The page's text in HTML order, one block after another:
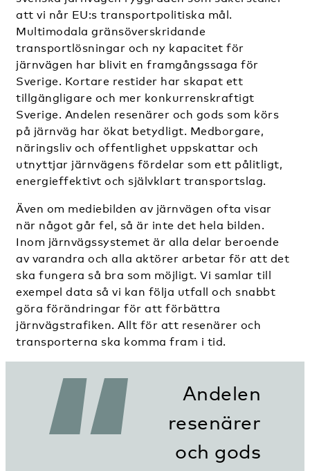
att vi når EU:s transportpolitiska mål.
Multimodala gränsöverskridande
transportlösningar och ny kapacitet för
järnvägen har blivit en framgångssaga för
Sverige. Kortare restider har skapat ett
tillgängligare och mer konkurrenskraftigt
Sverige. Andelen resenärer och gods som körs
på järnväg har ökat betydligt. Medborgare,
näringsliv och offentlighet uppskattar och
utnyttjar järnvägens fördelar som ett pålitligt,
energieffektivt och självklart transportslag.
Även om mediebilden av järnvägen ofta visar
när något går fel, så är inte det hela bilden.
Inom järnvägssystemet är alla delar beroende
av varandra och alla aktörer arbetar för att det
ska fungera så bra som möjligt. Vi samlar till
exempel data så vi kan följa utfall och snabbt
göra förändringar för att förbättra
järnvägstrafiken. Allt för att resenärer och
transporterna ska komma fram i tid.
Andelen
resenärer
och gods